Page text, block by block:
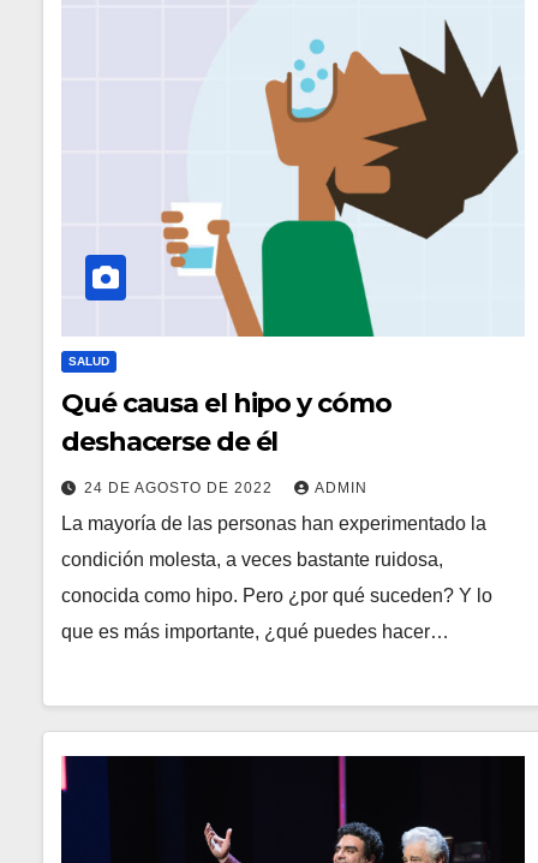
SALUD
Qué causa el hipo y cómo
deshacerse de él
24 DE AGOSTO DE 2022 ADMIN
La mayoría de las personas han experimentado la
condición molesta, a veces bastante ruidosa,
conocida como hipo. Pero ¿por qué suceden? Y lo
que es más importante, ¿qué puedes hacer…